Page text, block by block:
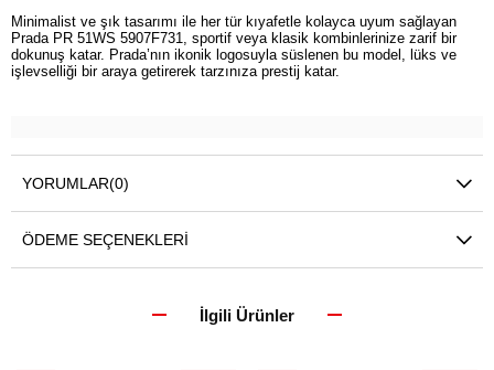
Minimalist ve şık tasarımı ile her tür kıyafetle kolayca uyum sağlayan
Prada PR 51WS 5907F731, sportif veya klasik kombinlerinize zarif bir
dokunuş katar. Prada’nın ikonik logosuyla süslenen bu model, lüks ve
işlevselliği bir araya getirerek tarzınıza prestij katar.
YORUMLAR(0)
ÖDEME SEÇENEKLERI
İlgili Ürünler